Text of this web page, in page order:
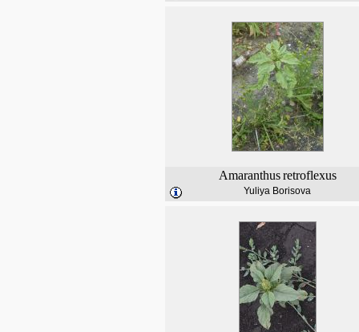
Amaranthus retroflexus
Yuliya Borisova